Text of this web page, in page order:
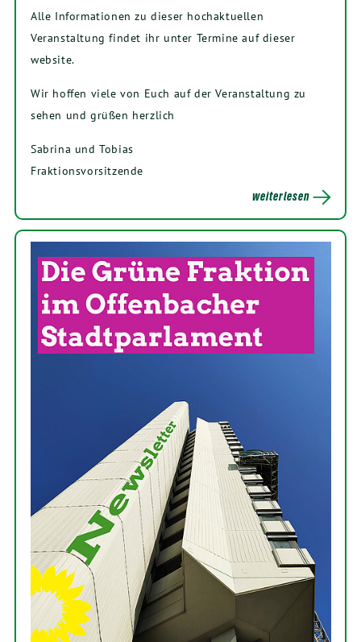
Alle Informationen zu dieser hochaktuellen
Veranstaltung findet ihr unter Termine auf dieser
website.
Wir hoffen viele von Euch auf der Veranstaltung zu
sehen und grüßen herzlich
Sabrina und Tobias
Fraktionsvorsitzende
weiterlesen